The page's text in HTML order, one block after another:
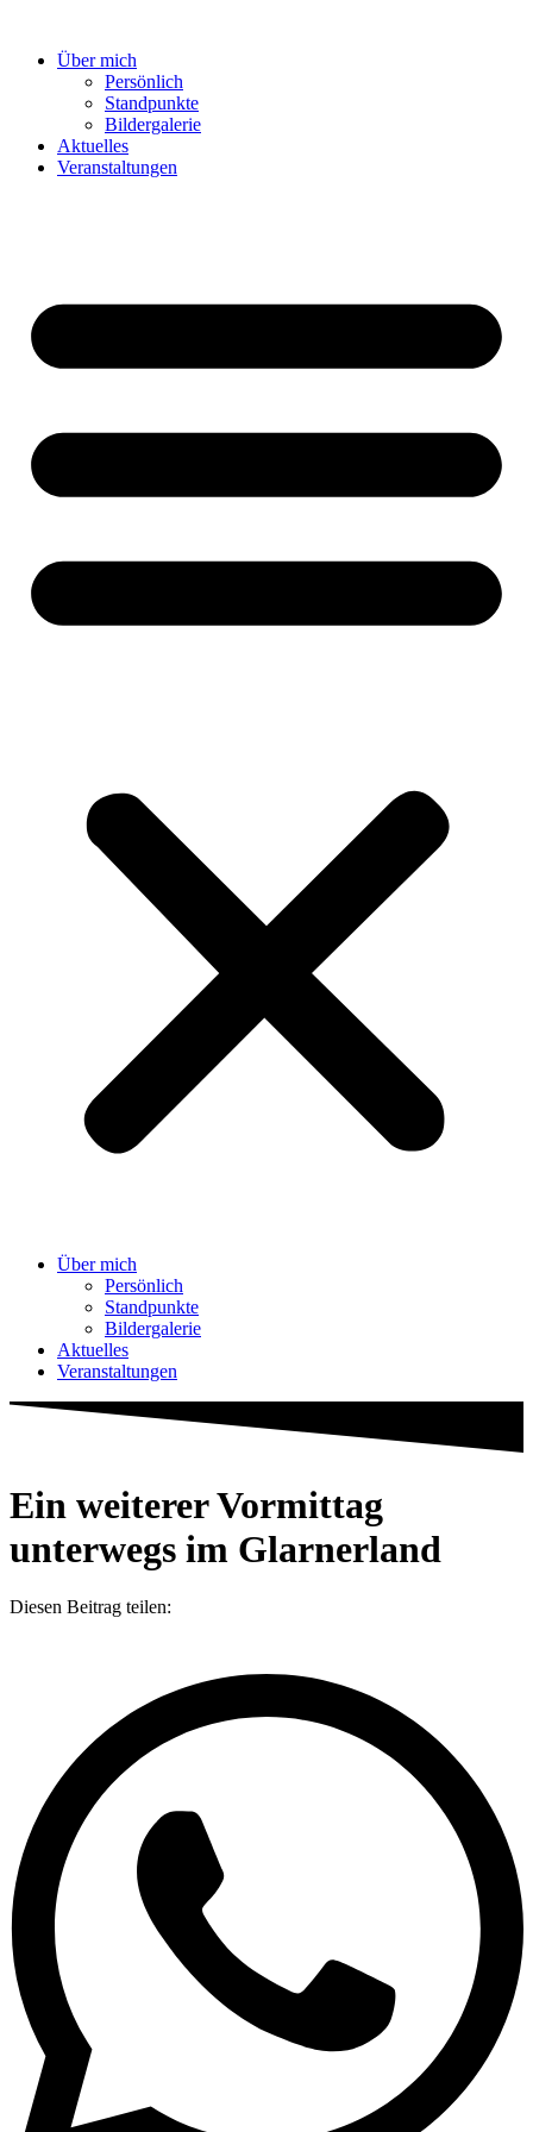
springenÜber mich
Persönlich
Standpunkte
Bildergalerie
Aktuelles
Veranstaltungen
Über mich
Persönlich
Standpunkte
Bildergalerie
Aktuelles
Veranstaltungen
Ein weiterer Vormittag
unterwegs im Glarnerland
Diesen Beitrag teilen: